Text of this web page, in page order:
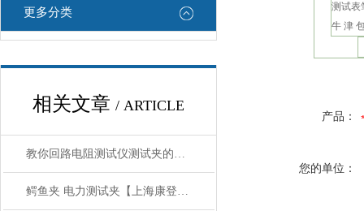
更多分类
相关文章 / ARTICLE
教你回路电阻测试仪测试夹的正确接线方法
鳄鱼夹 电力测试夹【上海康登电气】讲解
测试表
牛 津
产品：
您的单位：